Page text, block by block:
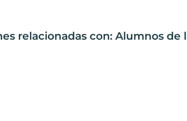
relacionadas con: Alumnos de